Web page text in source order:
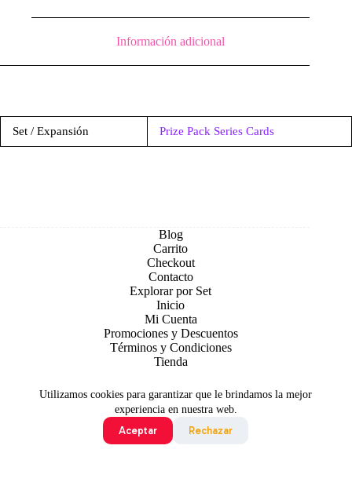
Utilizamos cookies para garantizar que le brindamos la mejor
experiencia en nuestra web.
Aceptar
Rechazar
Información adicional
Set / Expansión Prize Pack Series Cards
Blog
Carrito
Checkout
Contacto
Explorar por Set
Inicio
Mi Cuenta
Promociones y Descuentos
Términos y Condiciones
Tienda
Todo contenido original es sujeto de Copyright © 2026 TCG